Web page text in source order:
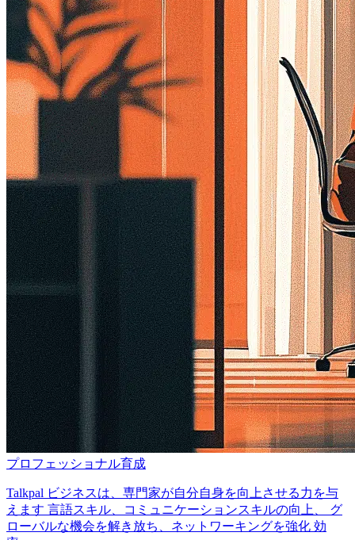
プロフェッショナル育成
Talkpal ビジネスは、専門家が自分自身を向上させる力を与
えます 言語スキル、コミュニケーションスキルの向上、 グ
ローバルな機会を解き放ち、ネットワーキングを強化 効